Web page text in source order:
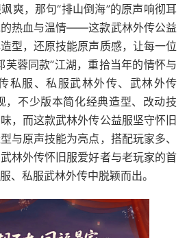
爽，那句“排山倒海”的原声响彻耳
热血与温情——这款武林外传公益
型，还原技能原声质感，让每一位
芙蓉同款”江湖，重拾当年的情怀与
私服、私服武林外传、武林外传
，不少版本简化经典造型、改动技
，而这款武林外传公益服坚守怀旧
与原声技能为亮点，搭配玩家多、
林外传怀旧服爱好者与老玩家的首
、私服武林外传中脱颖而出。